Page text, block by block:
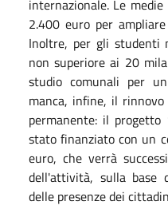
internazionale. Le
2.400 euro per
Inoltre, per gli studenti
non superiore ai 20
studio comunali per
manca, infine, il
permanente: il progetto
stato finanziato con un
euro, che verrà
dell'attività, sulla base
delle presenze dei